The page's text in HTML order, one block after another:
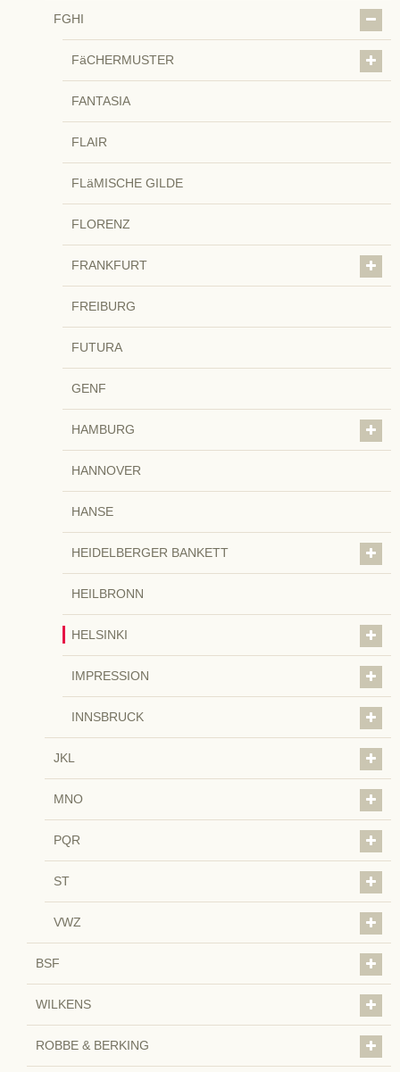
FGHI
FäCHERMUSTER
FANTASIA
FLAIR
FLäMISCHE GILDE
FLORENZ
FRANKFURT
FREIBURG
FUTURA
GENF
HAMBURG
HANNOVER
HANSE
HEIDELBERGER BANKETT
HEILBRONN
HELSINKI
IMPRESSION
INNSBRUCK
JKL
MNO
PQR
ST
VWZ
BSF
WILKENS
ROBBE & BERKING